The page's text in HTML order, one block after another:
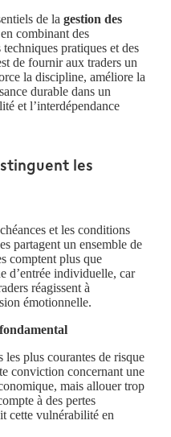
de la gestion des
combinant des
pratiques et des
de fournir aux traders un
la discipline, améliore la
durable dans un
et l’interdépendance
les
et les conditions
partagent un ensemble de
comptent plus que
d’entrée individuelle, car
réagissent à
émotionnelle.
les plus courantes de risque
conviction concernant une
mais allouer trop
à des pertes
cette vulnérabilité en